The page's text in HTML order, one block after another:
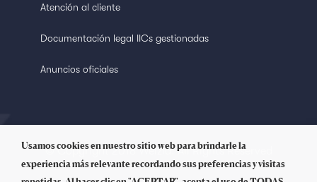
Atención al cliente
Documentación legal IICs gestionadas
Anuncios oficiales
© Copyright 2018 Welzia. All Rights Reserved
Usamos cookies en nuestro sitio web para brindarle la
experiencia más relevante recordando sus preferencias y visitas